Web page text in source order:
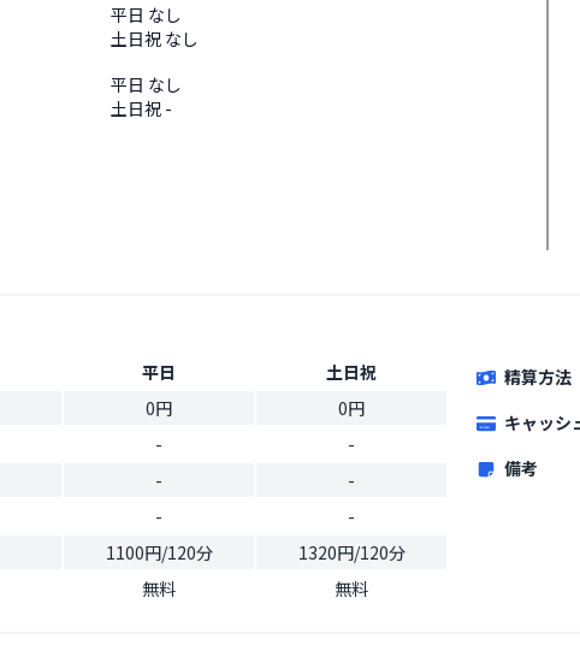
平日 なし
土日祝 なし
平日 なし
土日祝 -
平日
土日祝
0円
0円
-
-
-
-
-
-
1100円/120分
1320円/120分
無料 無料
精算方法
キャッシ
備考